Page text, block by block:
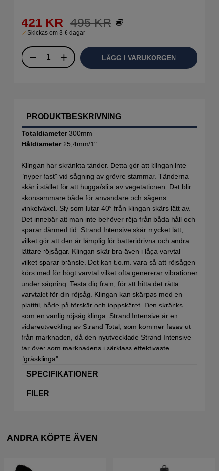
495KR
421 KR
Skickas om 3-6 dagar
LÄGG I VARUKORGEN
PRODUKTBESKRIVNING
Totaldiameter300mm
Håldiameter25,4mm/1"
Klingan har skränkta tänder. Detta gör att klingan inte
"nyper fast" vid sågning av grövre stammar. Tänderna
skär i stället för att hugga/slita av vegetationen. Det blir
skonsammare både för användare och sågens
vinkelväxel. Sly som lutar 40° från klingan skärs lätt av.
Det innebär att man inte behöver röja från båda håll och
sparar därmed tid. Strand Intensive skär mycket lätt,
vilket gör att den är lämplig för batteridrivna och andra
lättare röjsågar. Klingan skär bra även i låga varvtal
vilket sparar bränsle. Det kan t.o.m. vara så att röjsågen
körs med för högt varvtal vilket ofta genererar vibrationer
under sågning. Testa dig fram, för att hitta det rätta
varvtalet för din röjsåg. Klingan kan skärpas med en
plattfil, både på förskär och toppskäret. Den skränks
som en vanlig röjsåg klinga. Strand Intensive är en
vidareutveckling av Strand Total, som kommer fasas ut
från marknaden, då den nyutvecklade Strand Intensive
tar över som marknadens i särklass effektivaste
"gräsklinga".
SPECIFIKATIONER
FILER
ANDRA KÖPTE ÄVEN